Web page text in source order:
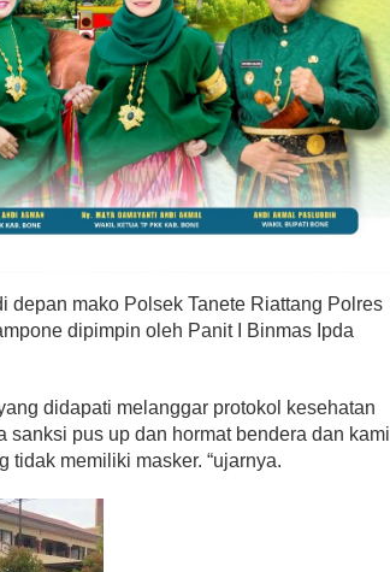
depan mako Polsek Tanete Riattang Polres
dipimpin oleh Panit I Binmas Ipda
didapati melanggar protokol kesehatan
sanksi pus up dan hormat bendera dan kami
tidak memiliki masker. “ujarnya.